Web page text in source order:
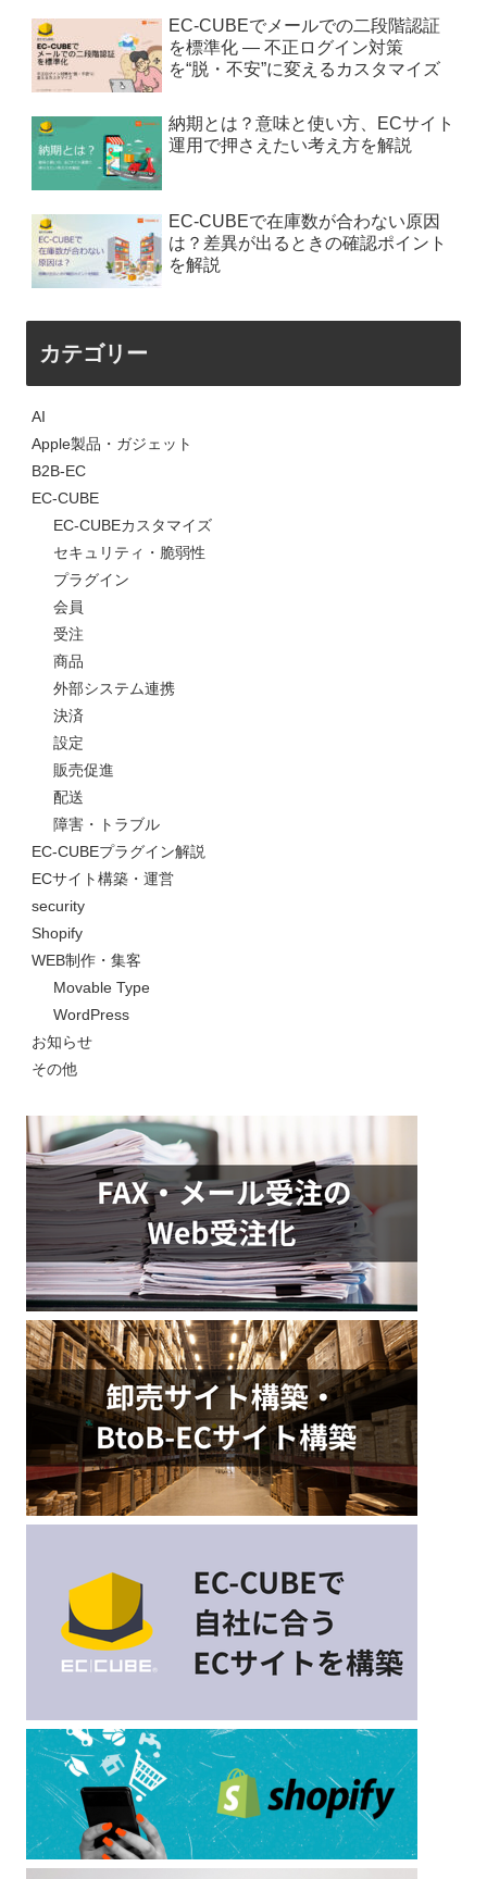
EC-CUBEでメールでの二段階認証
を標準化 — 不正ログイン対策
を“脱・不安”に変えるカスタマイズ
納期とは？意味と使い方、ECサイト
運用で押さえたい考え方を解説
EC-CUBEで在庫数が合わない原因
は？差異が出るときの確認ポイント
を解説
カテゴリー
AI
Apple製品・ガジェット
B2B-EC
EC-CUBE
EC-CUBEカスタマイズ
セキュリティ・脆弱性
プラグイン
会員
受注
商品
外部システム連携
決済
設定
販売促進
配送
障害・トラブル
EC-CUBEプラグイン解説
ECサイト構築・運営
security
Shopify
WEB制作・集客
Movable Type
WordPress
お知らせ
その他